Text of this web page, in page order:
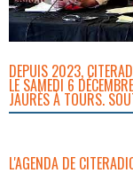
DEPUIS 2023,
LE SAMEDI 6
JAURÈS À TOURS.
L'AGENDA DE